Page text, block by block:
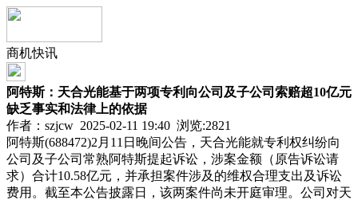
商机快讯
阿特斯：天合光能基于两项专利向公司及子公司索赔超10亿元
缺乏事实和法律上的依据
作者：szjcw 2025-02-11 19:40 浏览:2821
阿特斯(688472)2月11日晚间公告，天合光能就专利权纠纷向
公司及子公司常熟阿特斯提起诉讼，涉案金额（原告诉讼请
求）合计10.58亿元，并承担案件涉及的维权合理支出及诉讼
费用。截至本公告披露日，该两案件尚未开庭审理。公司对天